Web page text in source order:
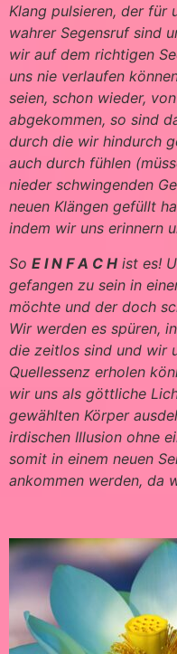
Klang pulsieren, der für
wahrer Segensruf sind
wir auf dem richtigen
uns nie verlaufen
seien, schon wieder,
abgekommen, so sind
durch die wir hindurch
auch durch fühlen
nieder schwingenden
neuen Klängen gefüllt
indem wir uns erinnern
So E I N F A C H ist es!
gefangen zu sein in
möchte und der doch
Wir werden es spüren,
die zeitlos sind und wir
Quellessenz erholen
wir uns als göttliche
gewählten Körper
irdischen Illusion ohne
somit in einem neuen
ankommen werden, da